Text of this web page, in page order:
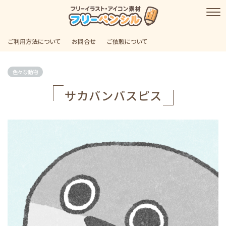
ご利用方法について お問合せ ご依頼について
色々な動物
サカバンバスピス